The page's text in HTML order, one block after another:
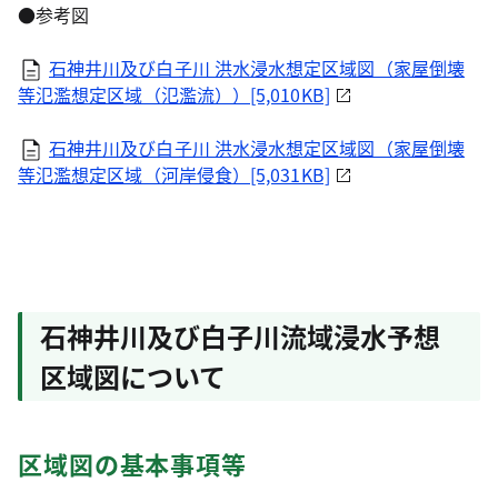
●参考図
石神井川及び白子川 洪水浸水想定区域図（家屋倒壊
等氾濫想定区域（氾濫流））[5,010KB]
石神井川及び白子川 洪水浸水想定区域図（家屋倒壊
等氾濫想定区域（河岸侵食）[5,031KB]
石神井川及び白子川流域浸水予想
区域図について
区域図の基本事項等